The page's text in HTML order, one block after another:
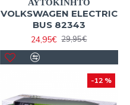
VOLKSWAGEN ELECTRIC
BUS 82343
24,95€ 29,95€
-12 %